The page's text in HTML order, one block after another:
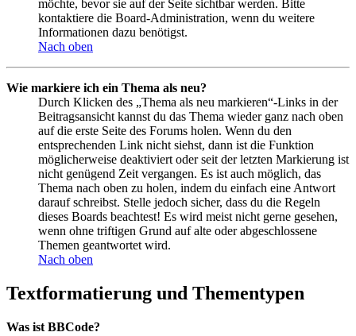
möchte, bevor sie auf der Seite sichtbar werden. Bitte
kontaktiere die Board-Administration, wenn du weitere
Informationen dazu benötigst.
Nach oben
Wie markiere ich ein Thema als neu?
Durch Klicken des „Thema als neu markieren“-Links in der
Beitragsansicht kannst du das Thema wieder ganz nach oben
auf die erste Seite des Forums holen. Wenn du den
entsprechenden Link nicht siehst, dann ist die Funktion
möglicherweise deaktiviert oder seit der letzten Markierung ist
nicht genügend Zeit vergangen. Es ist auch möglich, das
Thema nach oben zu holen, indem du einfach eine Antwort
darauf schreibst. Stelle jedoch sicher, dass du die Regeln
dieses Boards beachtest! Es wird meist nicht gerne gesehen,
wenn ohne triftigen Grund auf alte oder abgeschlossene
Themen geantwortet wird.
Nach oben
Textformatierung und Thementypen
Was ist BBCode?